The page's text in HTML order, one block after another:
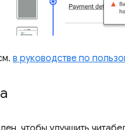
в руководстве по